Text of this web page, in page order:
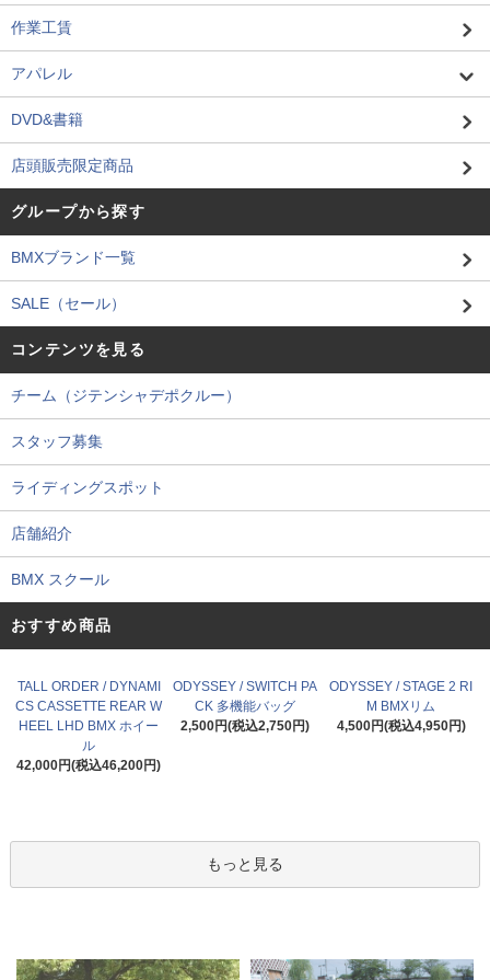
作業工賃
アパレル
DVD&書籍
店頭販売限定商品
グループから探す
BMXブランド一覧
SALE（セール）
コンテンツを見る
チーム（ジテンシャデポクルー）
スタッフ募集
ライディングスポット
店舗紹介
BMX スクール
おすすめ商品
TALL ORDER / DYNAMI
CS CASSETTE REAR W
HEEL LHD BMX ホイー
ル
42,000円(税込46,200円)
ODYSSEY / SWITCH PA
CK 多機能バッグ
2,500円(税込2,750円)
ODYSSEY / STAGE 2 RI
M BMXリム
4,500円(税込4,950円)
もっと見る